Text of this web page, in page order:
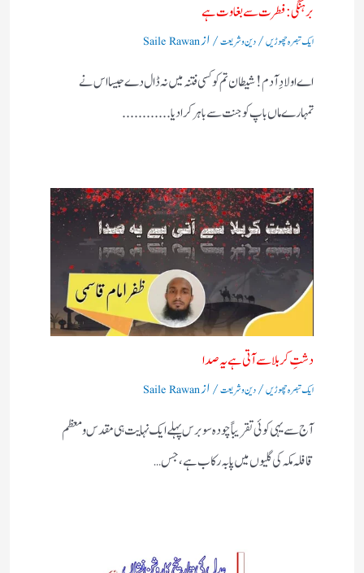
برہنگی : فطرت سے بغاوت ہے
ایک تبصرہ چھوڑیں/دین و شریعت/ ازSaile Rawan
اے اولادِ آدم! شیطان تم کو کسی فتنہ میں نہ ڈال دے جیسا اس نے
تمہارے ماں باپ کو جنت سے باہر کرادیا............
دشتِ کربلا سے آتی ہے یہ صدا
ایک تبصرہ چھوڑیں/دین و شریعت/ ازSaile Rawan
آج سے یہی کوئی تقریباً چودہ سو برس پہلے ایک نہایت ہی مقدس و معظم
قافلہ مکہ کی گلیوں میں پا بہ رکاب ہے، جس…